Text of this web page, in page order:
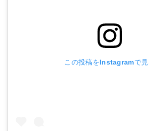
この投稿をInstagramで見